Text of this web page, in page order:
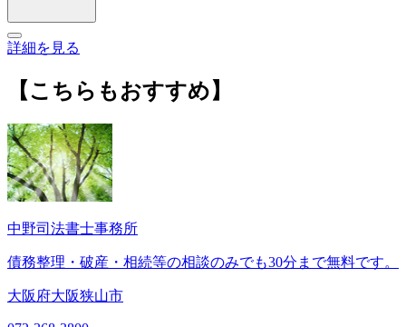
詳細を見る
【こちらもおすすめ】
中野司法書士事務所
債務整理・破産・相続等の相談のみでも30分まで無料です。
大阪府大阪狭山市